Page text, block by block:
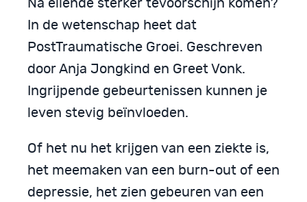
Na ellende sterker tevoorschijn komen?
In de wetenschap heet dat
PostTraumatische Groei. Geschreven
door Anja Jongkind en Greet Vonk.
Ingrijpende gebeurtenissen kunnen je
leven stevig beïnvloeden.
Of het nu het krijgen van een ziekte is,
het meemaken van een burn-out of een
depressie, het zien gebeuren van een